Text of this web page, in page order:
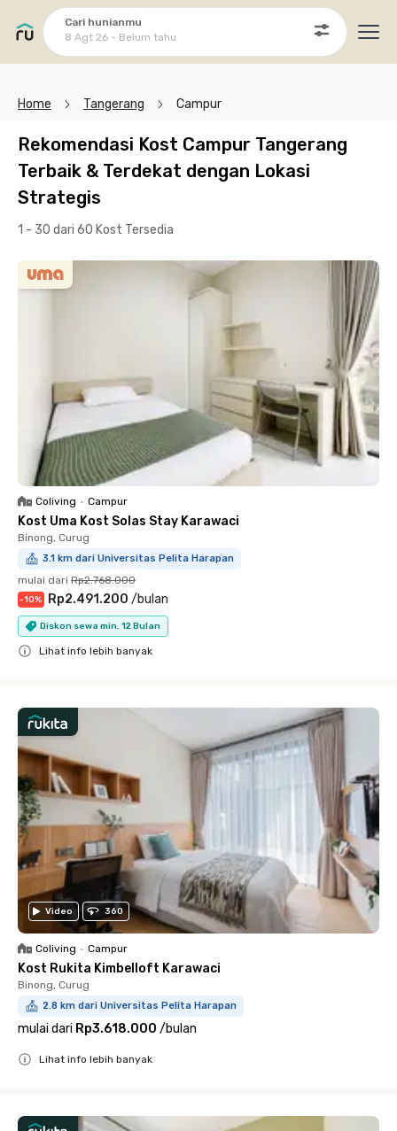
Cari hunianmu
8 Agt 26 - Belum tahu
Home Tangerang Campur
Rekomendasi Kost Campur Tangerang
Terbaik & Terdekat dengan Lokasi
Strategis
1 - 30 dari 60 Kost Tersedia
Coliving • Campur
Kost Uma Kost Solas Stay Karawaci
Binong, Curug
3.1 km dari Universitas Pelita Harapan
mulai dari Rp2.768.000
-10% Rp2.491.200 /bulan
Diskon sewa min. 12 Bulan
Lihat info lebih banyak
Video 360
Coliving • Campur
Kost Rukita Kimbelloft Karawaci
Binong, Curug
2.8 km dari Universitas Pelita Harapan
mulai dari Rp3.618.000 /bulan
Lihat info lebih banyak